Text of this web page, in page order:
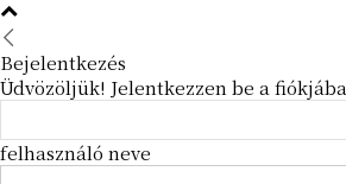
Bejelentkezés
Üdvözöljük! Jelentkezzen be a fiókjába
felhasználó neve